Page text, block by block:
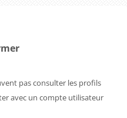
pas consulter les profils
avec un compte utilisateur